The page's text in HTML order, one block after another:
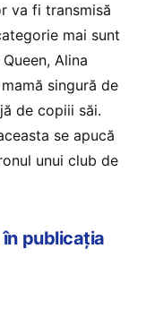
va fi transmisă
mai sunt
Alina
singură de
de copiii săi.
se apucă
unui club de
publicația